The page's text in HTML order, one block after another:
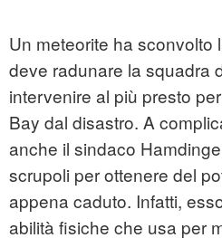
Un meteorite ha sconvolto
deve radunare la squadra
intervenire al più presto
Bay dal disastro. A
anche il sindaco
scrupoli per ottenere del
appena caduto. Infatti,
abilità fisiche che usa per